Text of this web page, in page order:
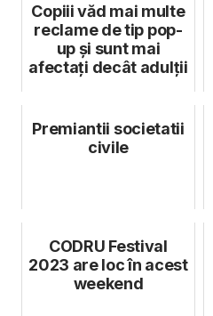
Copiii văd mai multe
reclame de tip pop-
up și sunt mai
afectați decât adulții
Premiantii societatii
civile
CODRU Festival
2023 are loc în acest
weekend